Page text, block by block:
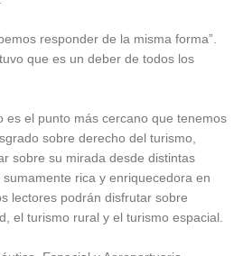
responder de la misma forma”.
que es un deber de todos los
es el punto más cercano que tenemos
sobre derecho del turismo,
sobre su mirada desde distintas
rica y enriquecedora en
lectores podrán disfrutar sobre
el turismo rural y el turismo espacial.